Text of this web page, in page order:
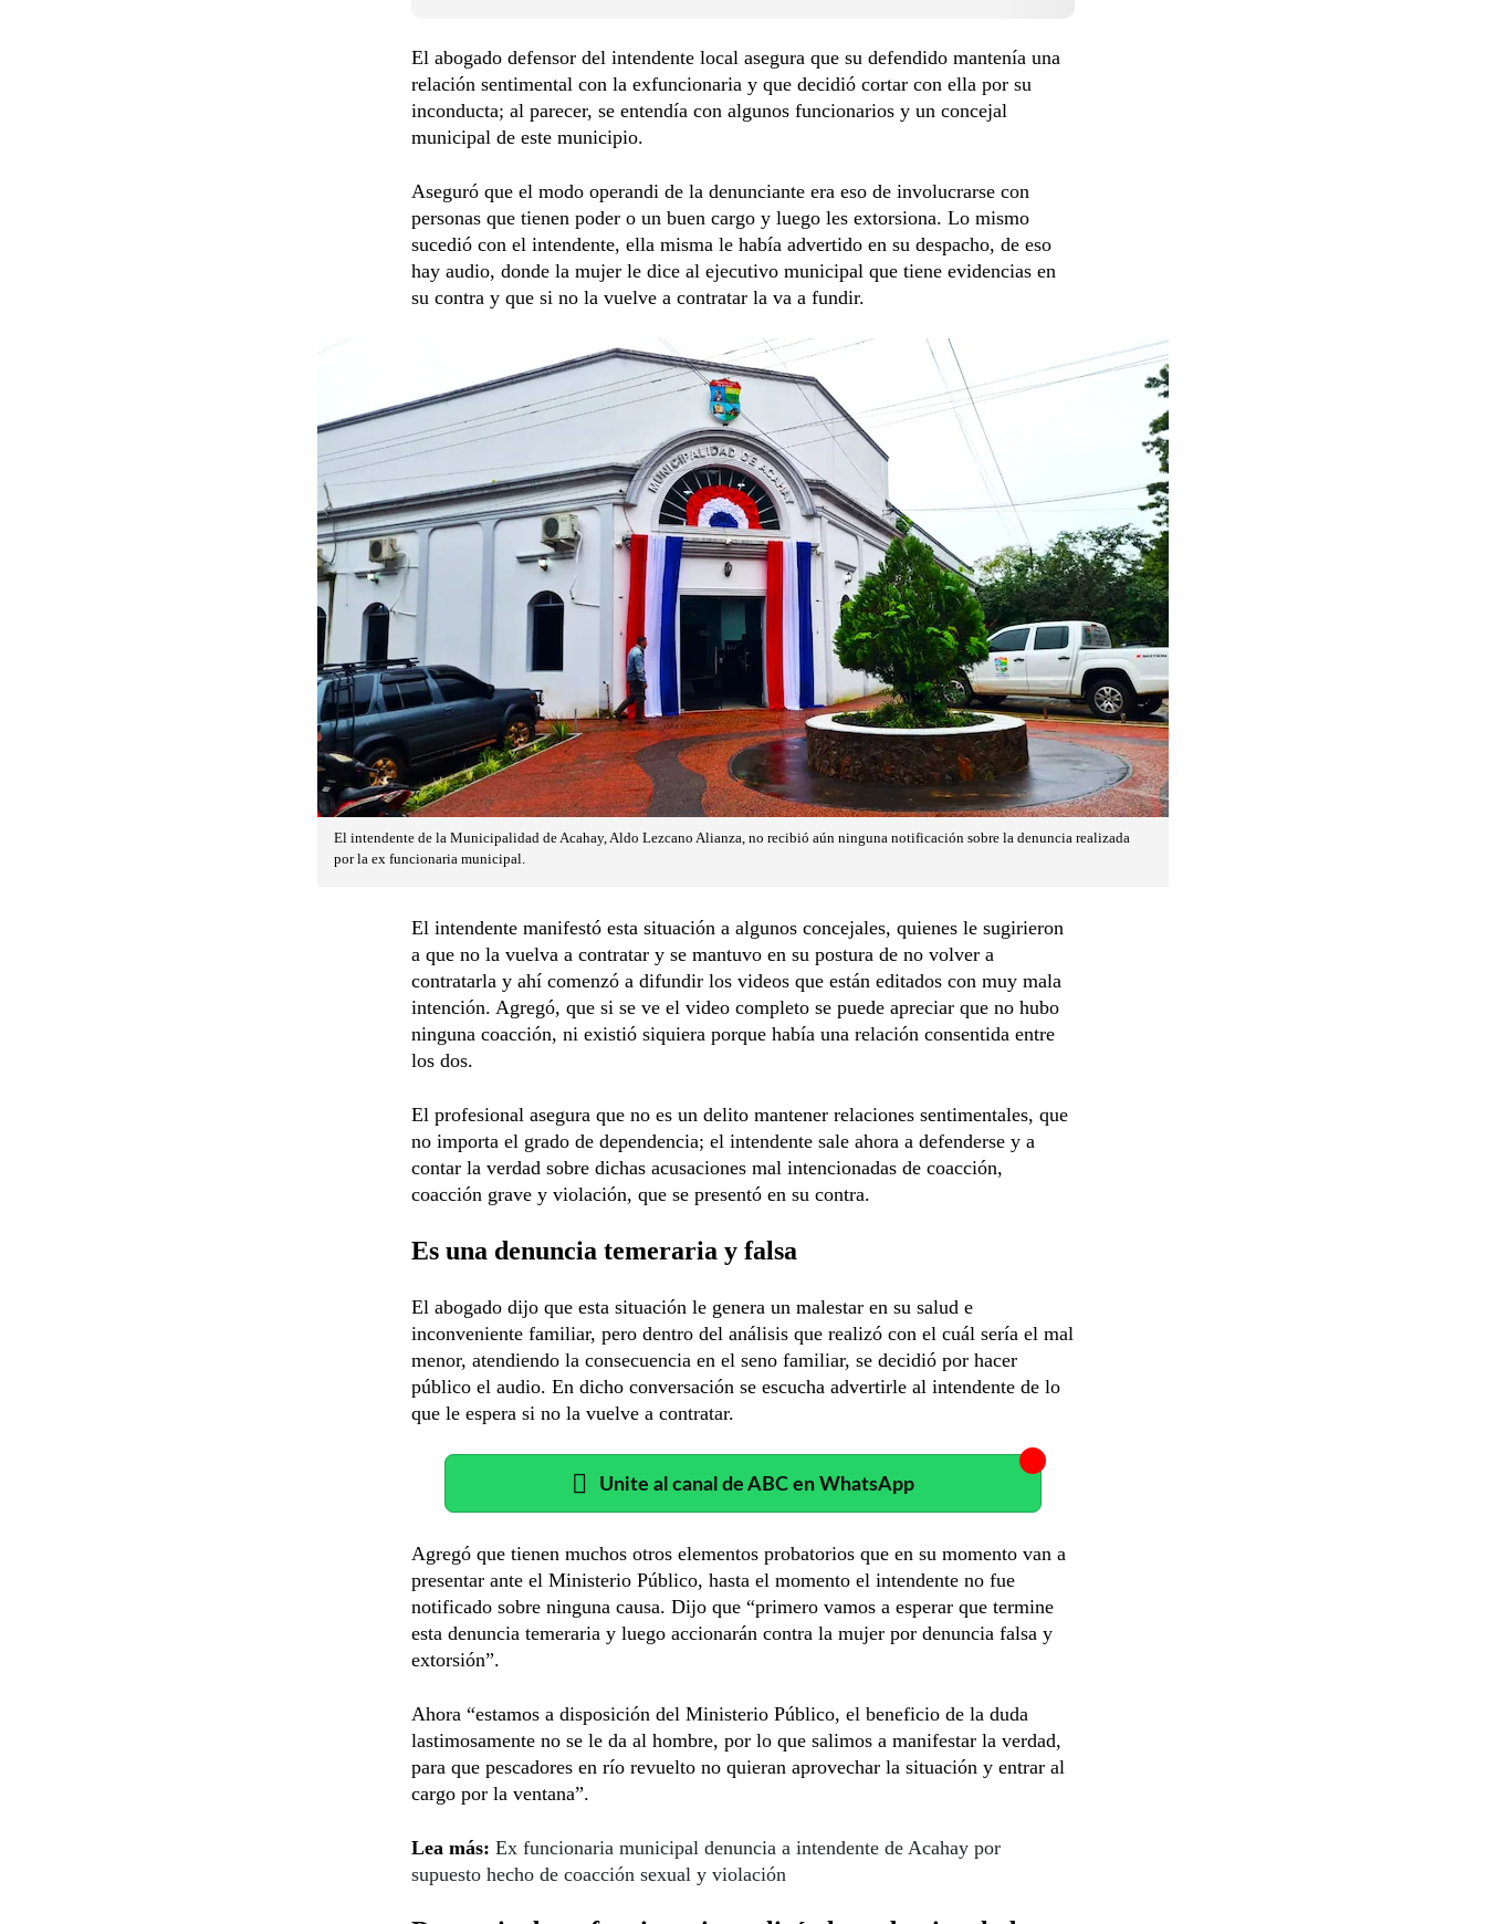
El abogado defensor del intendente local asegura que su defendido mantenía una
relación sentimental con la exfuncionaria y que decidió cortar con ella por su
inconducta; al parecer, se entendía con algunos funcionarios y un concejal
municipal de este municipio.
Aseguró que el modo operandi de la denunciante era eso de involucrarse con
personas que tienen poder o un buen cargo y luego les extorsiona. Lo mismo
sucedió con el intendente, ella misma le había advertido en su despacho, de eso
hay audio, donde la mujer le dice al ejecutivo municipal que tiene evidencias en
su contra y que si no la vuelve a contratar la va a fundir.
El intendente de la Municipalidad de Acahay, Aldo Lezcano Alianza, no recibió aún ninguna notificación sobre la denuncia realizada
por la ex funcionaria municipal.
El intendente manifestó esta situación a algunos concejales, quienes le sugirieron
a que no la vuelva a contratar y se mantuvo en su postura de no volver a
contratarla y ahí comenzó a difundir los videos que están editados con muy mala
intención. Agregó, que si se ve el video completo se puede apreciar que no hubo
ninguna coacción, ni existió siquiera porque había una relación consentida entre
los dos.
El profesional asegura que no es un delito mantener relaciones sentimentales, que
no importa el grado de dependencia; el intendente sale ahora a defenderse y a
contar la verdad sobre dichas acusaciones mal intencionadas de coacción,
coacción grave y violación, que se presentó en su contra.
Es una denuncia temeraria y falsa
El abogado dijo que esta situación le genera un malestar en su salud e
inconveniente familiar, pero dentro del análisis que realizó con el cuál sería el mal
menor, atendiendo la consecuencia en el seno familiar, se decidió por hacer
público el audio. En dicho conversación se escucha advertirle al intendente de lo
que le espera si no la vuelve a contratar.
Unite al canal de ABC en WhatsApp
Agregó que tienen muchos otros elementos probatorios que en su momento van a
presentar ante el Ministerio Público, hasta el momento el intendente no fue
notificado sobre ninguna causa. Dijo que “primero vamos a esperar que termine
esta denuncia temeraria y luego accionarán contra la mujer por denuncia falsa y
extorsión”.
Ahora “estamos a disposición del Ministerio Público, el beneficio de la duda
lastimosamente no se le da al hombre, por lo que salimos a manifestar la verdad,
para que pescadores en río revuelto no quieran aprovechar la situación y entrar al
cargo por la ventana”.
Lea más: Ex funcionaria municipal denuncia a intendente de Acahay por
supuesto hecho de coacción sexual y violación